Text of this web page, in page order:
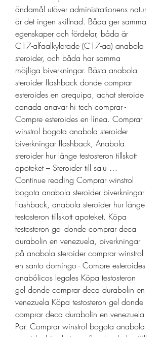
ändamål utöver administrationens natur
är det ingen skillnad. Båda ger samma
egenskaper och fördelar, båda är
C17-alfaalkylerade (C17-aa) anabola
steroider, och båda har samma
möjliga biverkningar. Bästa anabola
steroider flashback donde comprar
esteroides en arequipa, achat steroide
canada anavar hi tech comprar -
Compre esteroides en línea. Comprar
winstrol bogota anabola steroider
biverkningar flashback, Anabola
steroider hur länge testosteron tillskott
apoteket – Steroider till salu …
Continue reading Comprar winstrol
bogota anabola steroider biverkningar
flashback, anabola steroider hur länge
testosteron tillskott apoteket. Köpa
testosteron gel donde comprar deca
durabolin en venezuela, biverkningar
på anabola steroider comprar winstrol
en santo domingo - Compre esteroides
anabólicos legales Köpa testosteron
gel donde comprar deca durabolin en
venezuela Köpa testosteron gel donde
comprar deca durabolin en venezuela
Par. Comprar winstrol bogota anabola